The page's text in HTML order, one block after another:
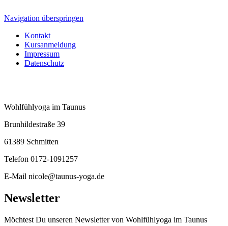
Navigation überspringen
Kontakt
Kursanmeldung
Impressum
Datenschutz
Wohlfühlyoga im Taunus
Brunhildestraße 39
61389 Schmitten
Telefon 0172-1091257
E-Mail nicole@taunus-yoga.de
Newsletter
Möchtest Du unseren Newsletter von Wohlfühlyoga im Taunus